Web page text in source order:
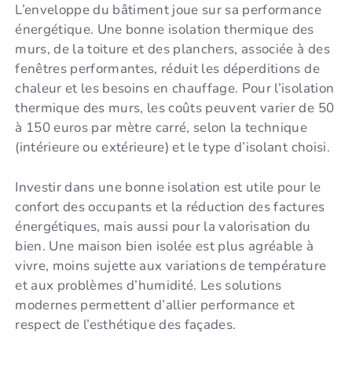
L’enveloppe du bâtiment joue sur sa performance
énergétique. Une bonne isolation thermique des
murs, de la toiture et des planchers, associée à des
fenêtres performantes, réduit les déperditions de
chaleur et les besoins en chauffage. Pour l’isolation
thermique des murs, les coûts peuvent varier de 50
à 150 euros par mètre carré, selon la technique
(intérieure ou extérieure) et le type d’isolant choisi.
Investir dans une bonne isolation est utile pour le
confort des occupants et la réduction des factures
énergétiques, mais aussi pour la valorisation du
bien. Une maison bien isolée est plus agréable à
vivre, moins sujette aux variations de température
et aux problèmes d’humidité. Les solutions
modernes permettent d’allier performance et
respect de l’esthétique des façades.